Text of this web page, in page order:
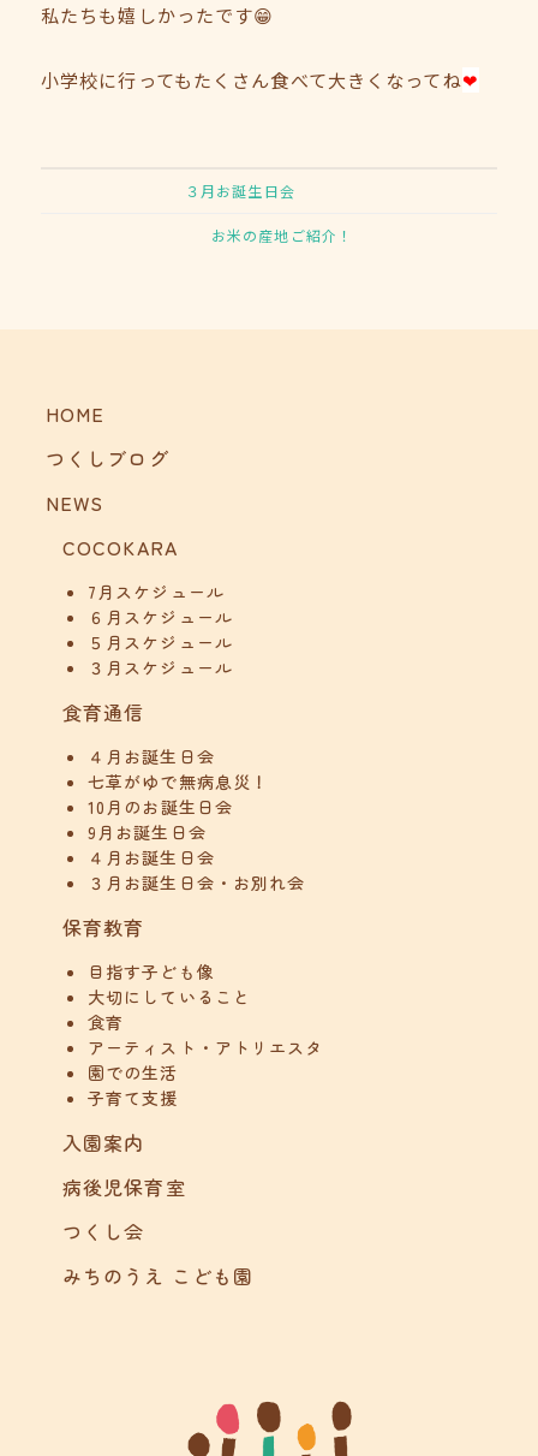
私たちも嬉しかったです😁
小学校に行ってもたくさん食べて大きくなってね❤
３月お誕生日会
お米の産地ご紹介！
HOME
つくしブログ
NEWS
COCOKARA
7月スケジュール
６月スケジュール
５月スケジュール
３月スケジュール
食育通信
４月お誕生日会
七草がゆで無病息災！
10月のお誕生日会
9月お誕生日会
４月お誕生日会
３月お誕生日会・お別れ会
保育教育
目指す子ども像
大切にしていること
食育
アーティスト・アトリエスタ
園での生活
子育て支援
入園案内
病後児保育室
つくし会
みちのうえ こども園